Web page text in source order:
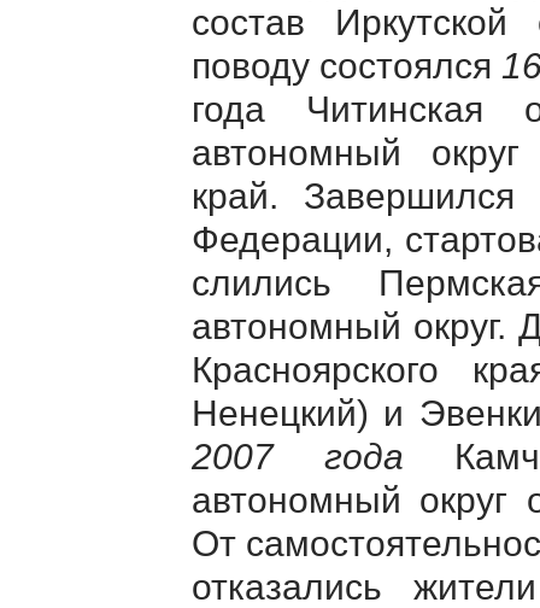
состав
поводу состоялся
года Читинская
автономный
край. Завершился
Федерации,
слились
автономный округ.
Красноярского
Ненецкий) и
2007 года
автономный округ
От
отказались